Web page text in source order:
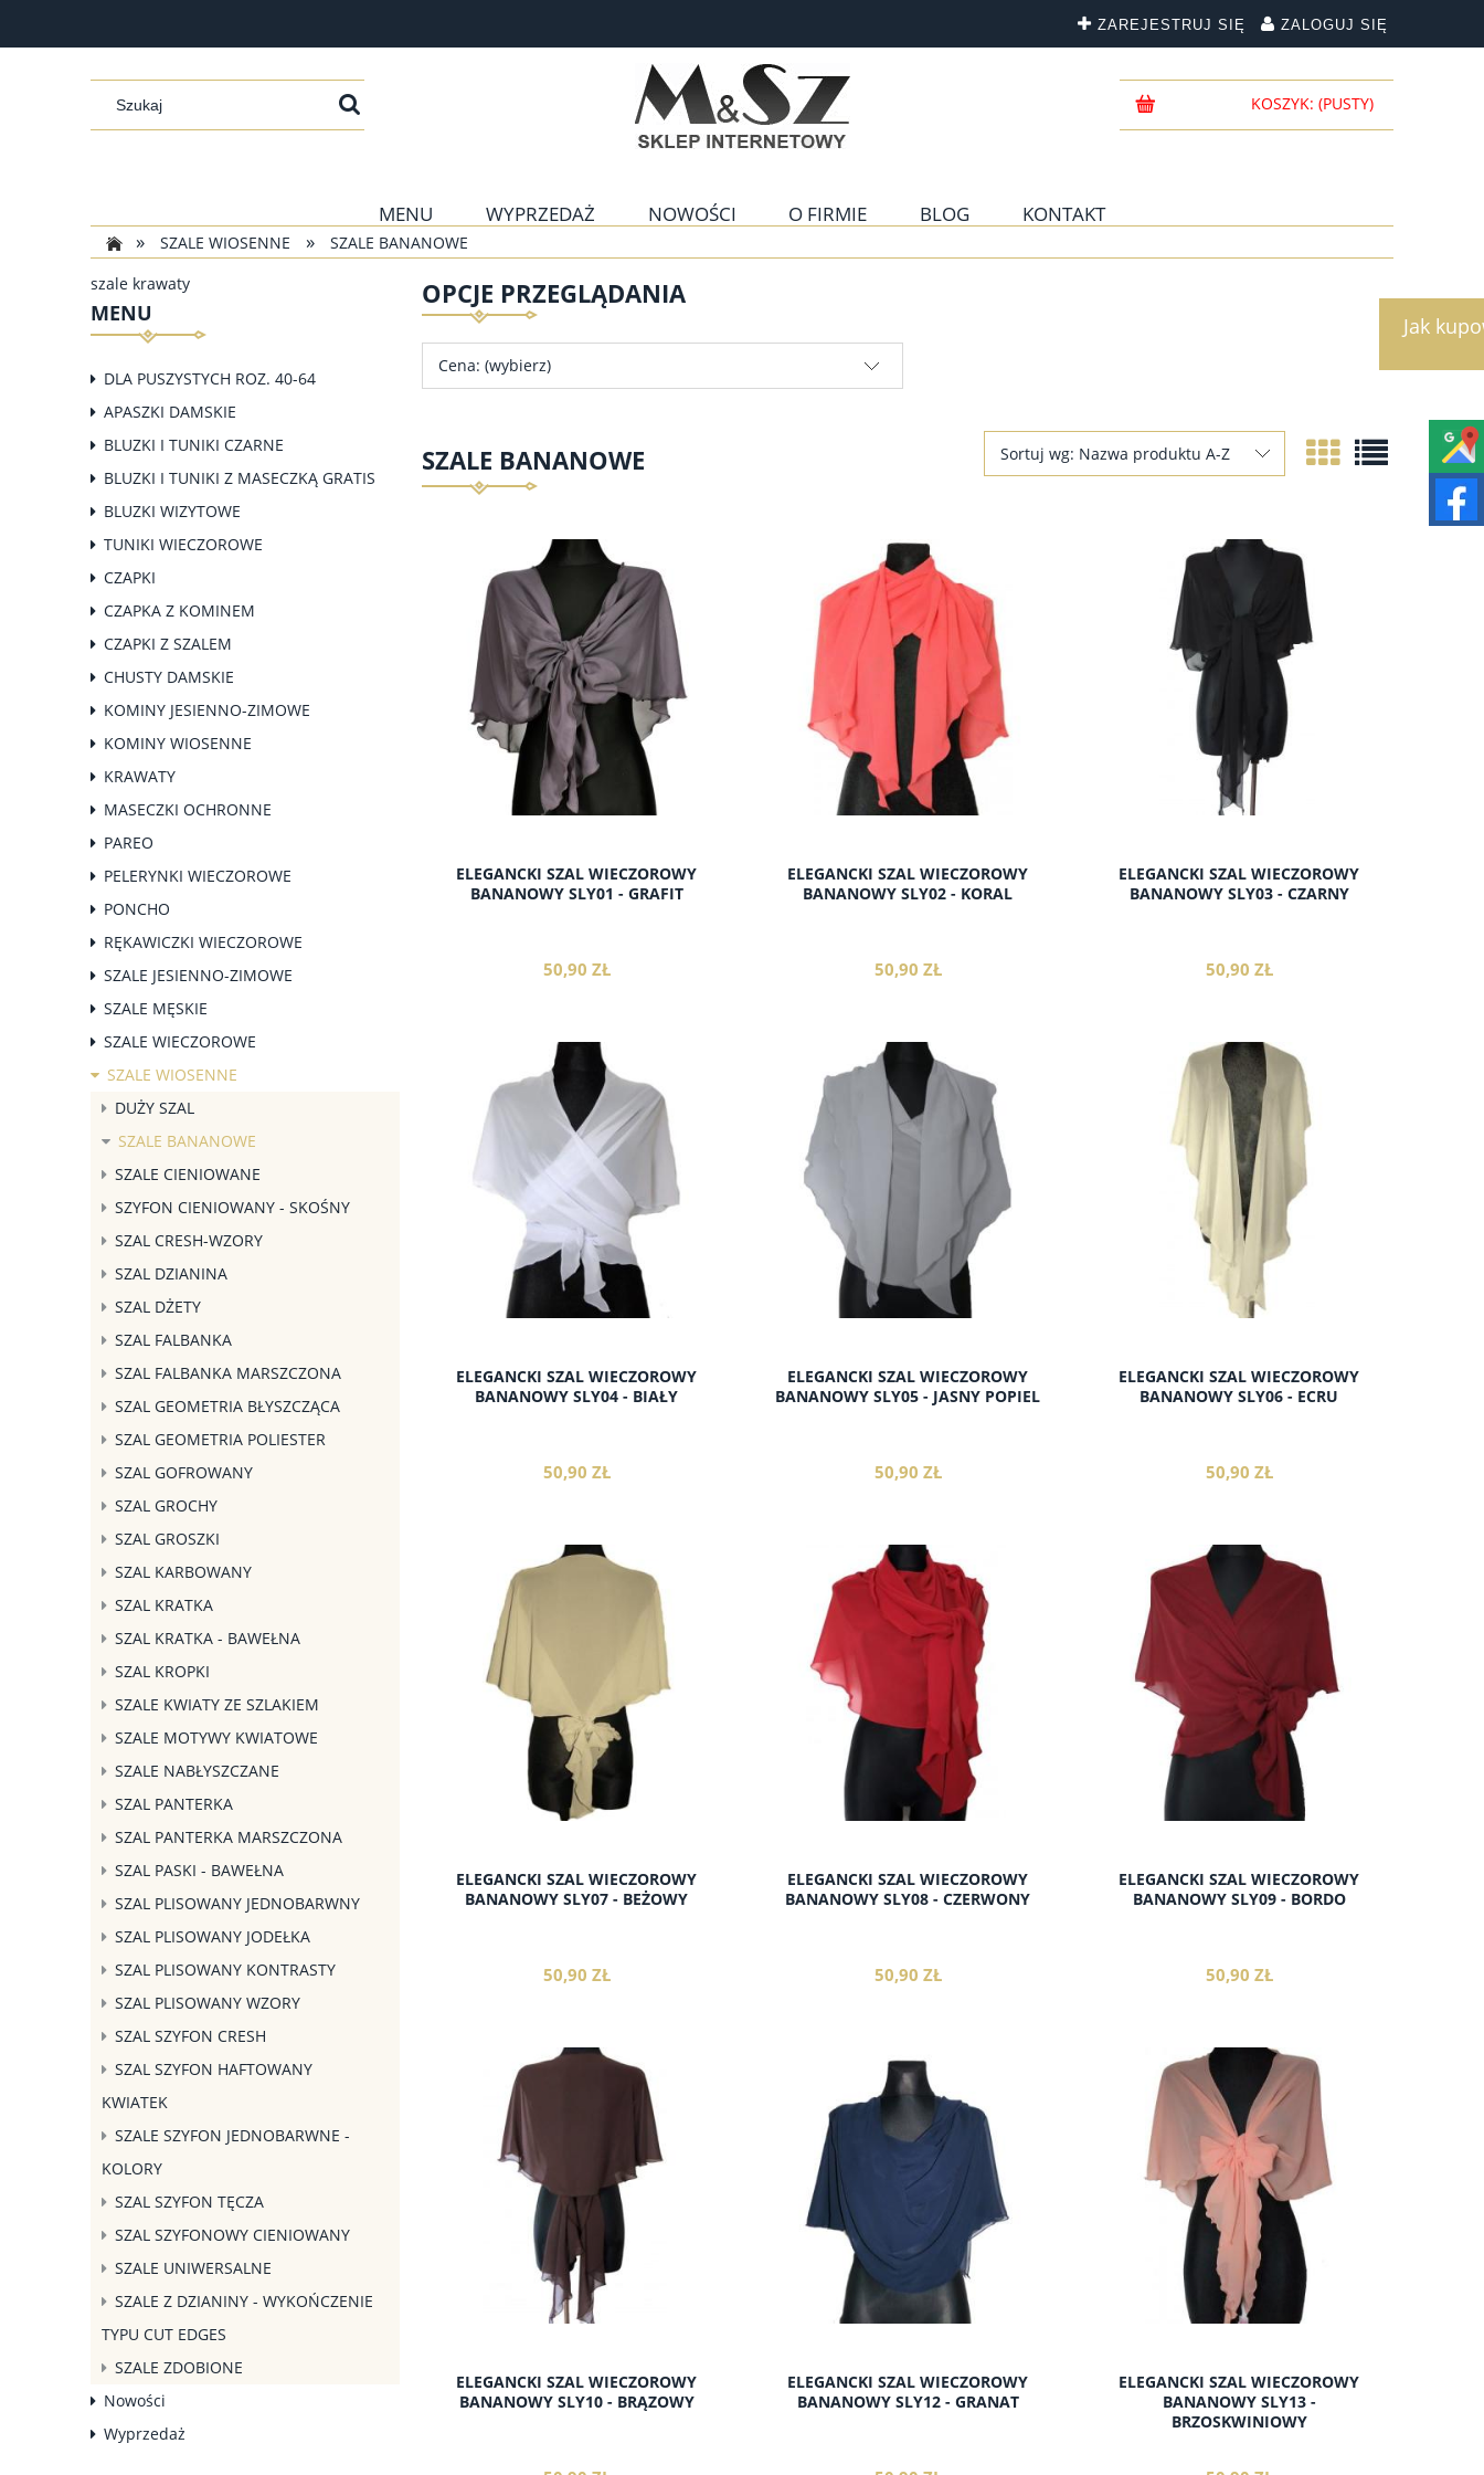
ZAREJESTRUJ SIĘ ZALOGUJ SIĘ
KOSZYK: (PUSTY)
MENU WYPRZEDAŻ NOWOŚCI O FIRMIE BLOG
KONTAKT
»
SZALE WIOSENNE »
SZALE BANANOWE
szale krawaty
MENU
DLA PUSZYSTYCH ROZ. 40-64
APASZKI DAMSKIE
BLUZKI I TUNIKI CZARNE
BLUZKI I TUNIKI Z MASECZKĄ GRATIS
BLUZKI WIZYTOWE
TUNIKI WIECZOROWE
CZAPKI
CZAPKA Z KOMINEM
CZAPKI Z SZALEM
CHUSTY DAMSKIE
KOMINY JESIENNO-ZIMOWE
KOMINY WIOSENNE
KRAWATY
MASECZKI OCHRONNE
PAREO
PELERYNKI WIECZOROWE
PONCHO
RĘKAWICZKI WIECZOROWE
SZALE JESIENNO-ZIMOWE
SZALE MĘSKIE
SZALE WIECZOROWE
SZALE WIOSENNE
DUŻY SZAL
SZALE BANANOWE
SZALE CIENIOWANE
SZYFON CIENIOWANY - SKOŚNY
SZAL CRESH-WZORY
SZAL DZIANINA
SZAL DŻETY
SZAL FALBANKA
SZAL FALBANKA MARSZCZONA
SZAL GEOMETRIA BŁYSZCZĄCA
SZAL GEOMETRIA POLIESTER
SZAL GOFROWANY
SZAL GROCHY
SZAL GROSZKI
SZAL KARBOWANY
SZAL KRATKA
SZAL KRATKA - BAWEŁNA
SZAL KROPKI
SZALE KWIATY ZE SZLAKIEM
SZALE MOTYWY KWIATOWE
SZALE NABŁYSZCZANE
SZAL PANTERKA
SZAL PANTERKA MARSZCZONA
SZAL PASKI - BAWEŁNA
SZAL PLISOWANY JEDNOBARWNY
SZAL PLISOWANY JODEŁKA
SZAL PLISOWANY KONTRASTY
SZAL PLISOWANY WZORY
SZAL SZYFON CRESH
SZAL SZYFON HAFTOWANY
KWIATEK
SZALE SZYFON JEDNOBARWNE -
KOLORY
SZAL SZYFON TĘCZA
SZAL SZYFONOWY CIENIOWANY
SZALE UNIWERSALNE
SZALE Z DZIANINY - WYKOŃCZENIE
TYPU CUT EDGES
SZALE ZDOBIONE
Nowości
Wyprzedaż
OPCJE PRZEGLĄDANIA
Cena: (wybierz)
SZALE BANANOWE Sortuj wg: Nazwa produktu A-Z
ELEGANCKI SZAL WIECZOROWY
BANANOWY SLY01 - GRAFIT
50,90 ZŁ
do koszyka
ELEGANCKI SZAL WIECZOROWY
BANANOWY SLY02 - KORAL
50,90 ZŁ
do koszyka
ELEGANCKI SZAL WIECZOROWY
BANANOWY SLY03 - CZARNY
50,90 ZŁ
do koszyka
ELEGANCKI SZAL WIECZOROWY
BANANOWY SLY04 - BIAŁY
50,90 ZŁ
do koszyka
ELEGANCKI SZAL WIECZOROWY
BANANOWY SLY05 - JASNY POPIEL
50,90 ZŁ
do koszyka
ELEGANCKI SZAL WIECZOROWY
BANANOWY SLY06 - ECRU
50,90 ZŁ
do koszyka
ELEGANCKI SZAL WIECZOROWY
BANANOWY SLY07 - BEŻOWY
50,90 ZŁ
do koszyka
ELEGANCKI SZAL WIECZOROWY
BANANOWY SLY08 - CZERWONY
50,90 ZŁ
do koszyka
ELEGANCKI SZAL WIECZOROWY
BANANOWY SLY09 - BORDO
50,90 ZŁ
do koszyka
ELEGANCKI SZAL WIECZOROWY
BANANOWY SLY10 - BRĄZOWY
ELEGANCKI SZAL WIECZOROWY
BANANOWY SLY12 - GRANAT
ELEGANCKI SZAL WIECZOROWY
BANANOWY SLY13 -
BRZOSKWINIOWY
Jak